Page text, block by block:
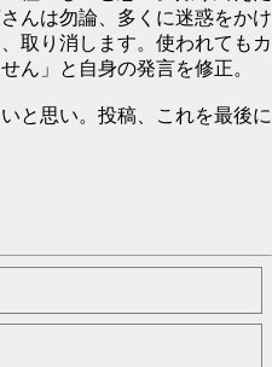
んは勿論、多くに迷惑をかけ
取り消します。使われてもカ
ん」と自身の発言を修正。
と思い。投稿、これを最後に